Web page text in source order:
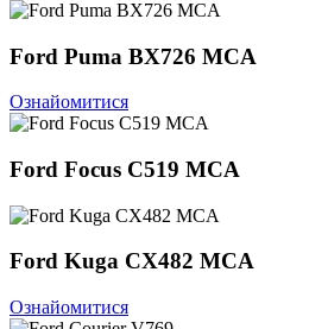
Ford Puma BX726 MCA
Ознайомитися
Ford Focus C519 MCA
Ford Kuga CX482 MCA
Ознайомитися